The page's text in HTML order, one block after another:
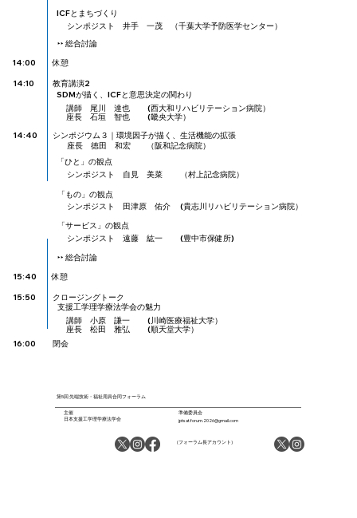
ICFとまちづくり
シンポジスト 井手 一茂 （千葉大学予防医学センター）
​‣‣ 総合討論
​14:00 ​休憩
​14:10
​教育講演2​
SDMが描く、ICFと意思決定の関わり
講師 尾川 達也 (西大和リハビリテーション病院）
座長 石垣 智也 (畿央大学）
​14:40
シンポジウム３｜環境因子が描く、生活機能の拡張
座長 徳田 和宏 （阪和記念病院）
「ひと」の観点
シンポジスト 自見 美菜 （村上記念病院）
「もの」の観点
シンポジスト 田津原 佑介 (貴志川リハビリテーション病院）
「サービス」の観点
シンポジスト 遠藤 紘一 (豊中市保健所)
​‣‣ 総合討論
​15:40
​休憩
​15:50
​クロージングトーク​
支援工学理学療法学会の魅力
講師 小原 謙一 (川崎医療福祉大学）
座長 松田 雅弘 (順天堂大学）
​16:00
​閉会​
​日本支援工学理学療法学会 jptsat.forum.2026@gmail.com
​準備委員会
​第5回 先端技術・福祉用具合同フォーラム
(フォーラム長アカウント)
​主催